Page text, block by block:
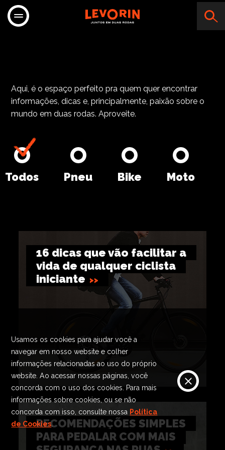
Aqui, é o espaço perfeito pra quem quer encontrar
informações, dicas e, principalmente, paixão sobre o
mundo em duas rodas. Aproveite.
Todos Pneu Bike Moto
16 dicas que vão facilitar a
vida de qualquer ciclista
iniciante
RECOMENDAÇÕES SIMPLES
PARA PEDALAR COM MAIS
Usamos os cookies para ajudar você a
navegar em nosso website e colher
informações relacionadas ao uso do próprio
website. Ao acessar nossas páginas, você
concorda com o uso dos cookies. Para mais
informações sobre cookies, ou se não
concorda com isso, consulte nossa Política
de Cookies.